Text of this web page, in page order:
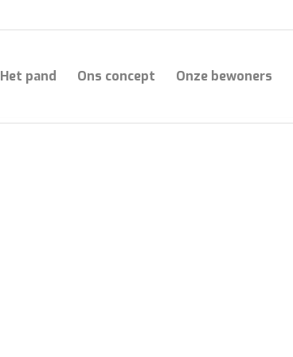
Het pand Ons concept Onze bewoners